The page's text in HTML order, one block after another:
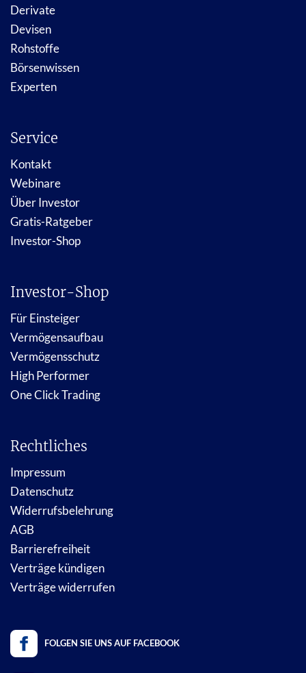
Derivate
Devisen
Rohstoffe
Börsenwissen
Experten
Service
Kontakt
Webinare
Über Investor
Gratis-Ratgeber
Investor-Shop
Investor-Shop
Für Einsteiger
Vermögensaufbau
Vermögensschutz
High Performer
One Click Trading
Rechtliches
Impressum
Datenschutz
Widerrufsbelehrung
AGB
Barrierefreiheit
Verträge kündigen
Verträge widerrufen
FOLGEN SIE UNS AUF FACEBOOK